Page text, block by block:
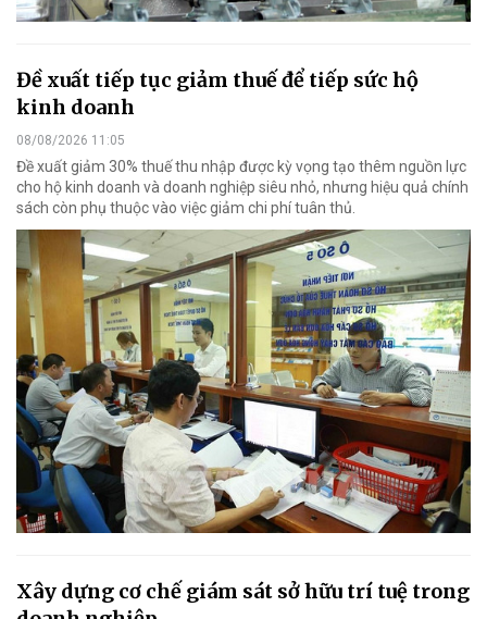
Đề xuất tiếp tục giảm thuế để tiếp sức hộ
kinh doanh
08/08/2026 11:05
Đề xuất giảm 30% thuế thu nhập được kỳ vọng tạo thêm nguồn lực
cho hộ kinh doanh và doanh nghiệp siêu nhỏ, nhưng hiệu quả chính
sách còn phụ thuộc vào việc giảm chi phí tuân thủ.
Xây dựng cơ chế giám sát sở hữu trí tuệ trong